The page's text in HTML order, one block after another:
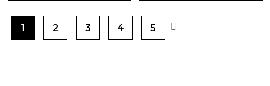
1 2 3 4 5